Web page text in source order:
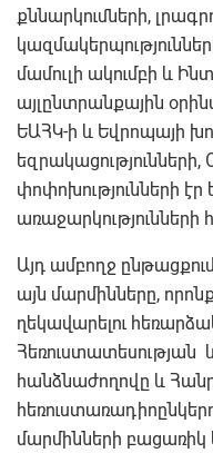
քննարկումների,
մամուլի ակումբի և
այլընտրանքային
ԵԱՀԿ-ի և Եվրոպայի
եզրակացությունների,
փոփոխությունների
առաջարկությունների
Այդ ամբողջ
այն մարմինները,
ղեկավարելու
Հեռուստատեսության
հանձնաժողովը և
մարմինների բացառիկ